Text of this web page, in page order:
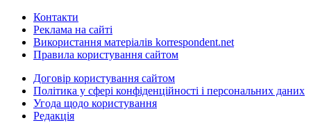
Контакти
Реклама на сайті
Використання матеріалів korrespondent.net
Правила користування сайтом
Договір користування сайтом
Політика у сфері конфіденційності і персональних даних
Угода щодо користування
Редакція